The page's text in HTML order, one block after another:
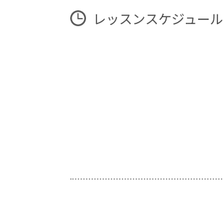
レッスンスケジュール